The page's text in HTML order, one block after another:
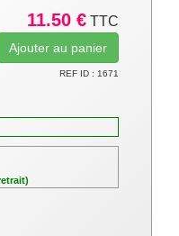
11.50 € TTC
REF ID : 1671